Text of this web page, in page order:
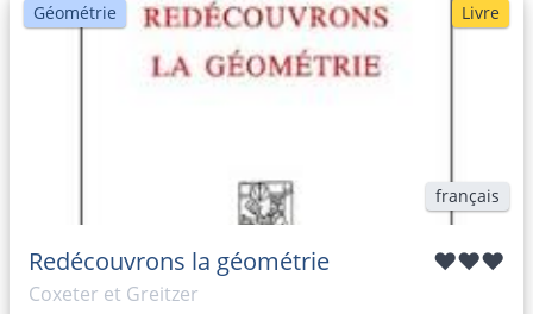
Géométrie Livre
français
Redécouvrons la géométrie ♥♥♥
Coxeter et Greitzer